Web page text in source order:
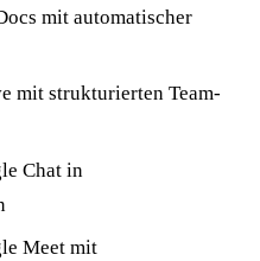
mit automatischer
mit strukturierten Team-
Chat in
Meet mit